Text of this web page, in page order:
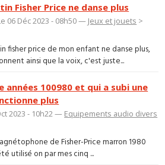
Fisher Price ne danse plus
06 Déc 2023 - 08h50 — Jeux et jouets >
fisher price de mon enfant ne danse plus,
ainsi que la voix, c'est juste...
années 100980 et qui a subi une
plus
2023 - 10h22 — Equipements audio divers
de Fisher-Price marron 1980
utilisé on par mes cinq ...